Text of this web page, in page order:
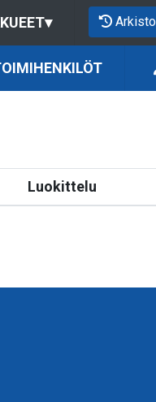
▾ Arkisto
Luokittelu